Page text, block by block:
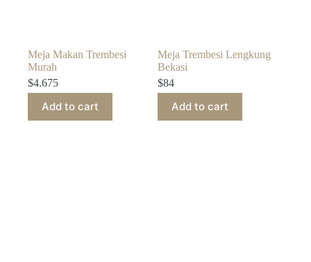
Meja Makan Trembesi
Murah
$4.675
Add to cart
Meja Trembesi Lengkung
Bekasi
$84
Add to cart